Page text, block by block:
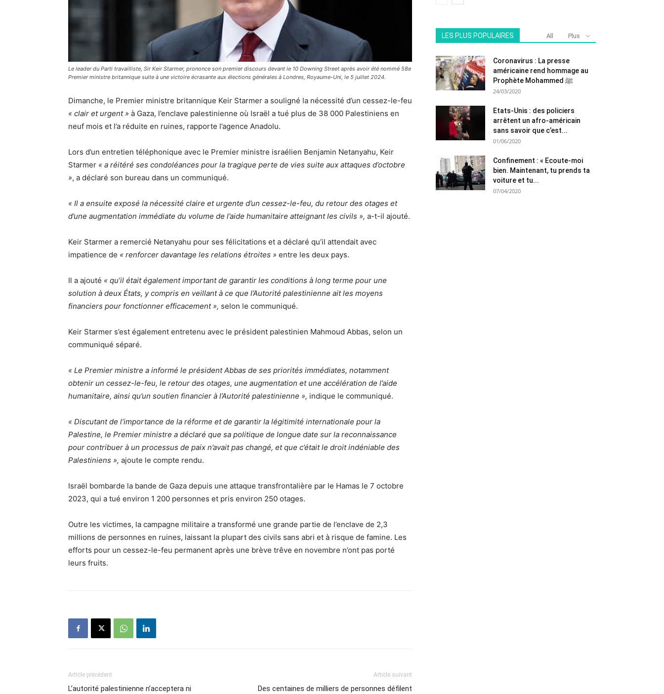
Le leader du Parti travailliste, Sir Keir Starmer, prononce son premier discours devant le 10 Downing Street après avoir été nommé 58e
Premier ministre britannique suite à une victoire écrasante aux élections générales à Londres, Royaume-Uni, le 5 juillet 2024.
Dimanche, le Premier ministre britannique Keir Starmer a souligné la nécessité d’un cessez-le-feu
« clair et urgent » à Gaza, l’enclave palestinienne où Israël a tué plus de 38 000 Palestiniens en
neuf mois et l’a réduite en ruines, rapporte l’agence Anadolu.
Lors d’un entretien téléphonique avec le Premier ministre israélien Benjamin Netanyahu, Keir
Starmer « a réitéré ses condoléances pour la tragique perte de vies suite aux attaques d’octobre
», a déclaré son bureau dans un communiqué.
« Il a ensuite exposé la nécessité claire et urgente d’un cessez-le-feu, du retour des otages et
d’une augmentation immédiate du volume de l’aide humanitaire atteignant les civils », a-t-il ajouté.
Keir Starmer a remercié Netanyahu pour ses félicitations et a déclaré qu’il attendait avec
impatience de « renforcer davantage les relations étroites » entre les deux pays.
Il a ajouté « qu’il était également important de garantir les conditions à long terme pour une
solution à deux États, y compris en veillant à ce que l’Autorité palestinienne ait les moyens
financiers pour fonctionner efficacement », selon le communiqué.
Keir Starmer s’est également entretenu avec le président palestinien Mahmoud Abbas, selon un
communiqué séparé.
« Le Premier ministre a informé le président Abbas de ses priorités immédiates, notamment
obtenir un cessez-le-feu, le retour des otages, une augmentation et une accélération de l’aide
humanitaire, ainsi qu’un soutien financier à l’Autorité palestinienne », indique le communiqué.
« Discutant de l’importance de la réforme et de garantir la légitimité internationale pour la
Palestine, le Premier ministre a déclaré que sa politique de longue date sur la reconnaissance
pour contribuer à un processus de paix n’avait pas changé, et que c’était le droit indéniable des
Palestiniens », ajoute le compte rendu.
Israël bombarde la bande de Gaza depuis une attaque transfrontalière par le Hamas le 7 octobre
2023, qui a tué environ 1 200 personnes et pris environ 250 otages.
Outre les victimes, la campagne militaire a transformé une grande partie de l’enclave de 2,3
millions de personnes en ruines, laissant la plupart des civils sans abri et à risque de famine. Les
efforts pour un cessez-le-feu permanent après une brève trêve en novembre n’ont pas porté
leurs fruits.
Article précédent
L’autorité palestinienne n’acceptera ni
Article suivant
Des centaines de milliers de personnes défilent
LES PLUS POPULAIRES All Plus
Coronavirus : La presse
américaine rend hommage au
Prophète Mohammed ﷺ
24/03/2020
Etats-Unis : des policiers
arrêtent un afro-américain
sans savoir que c’est...
01/06/2020
Confinement : « Ecoute-moi
bien. Maintenant, tu prends ta
voiture et tu...
07/04/2020